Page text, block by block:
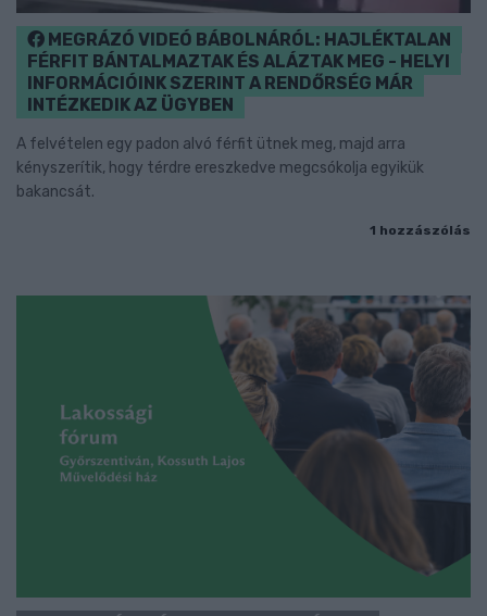
MEGRÁZÓ VIDEÓ BÁBOLNÁRÓL: HAJLÉKTALAN
FÉRFIT BÁNTALMAZTAK ÉS ALÁZTAK MEG - HELYI
INFORMÁCIÓINK SZERINT A RENDŐRSÉG MÁR
INTÉZKEDIK AZ ÜGYBEN
A felvételen egy padon alvó férfit ütnek meg, majd arra
kényszerítik, hogy térdre ereszkedve megcsókolja egyikük
bakancsát.
1 hozzászólás